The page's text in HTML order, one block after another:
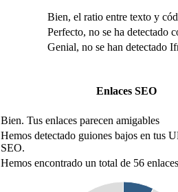
Bien, el ratio entre texto y
Perfecto, no se ha detectado
Genial, no se han detectado
Enlaces SEO
Bien. Tus enlaces parecen amigables
Hemos detectado guiones bajos en tus
SEO.
Hemos encontrado un total de 56